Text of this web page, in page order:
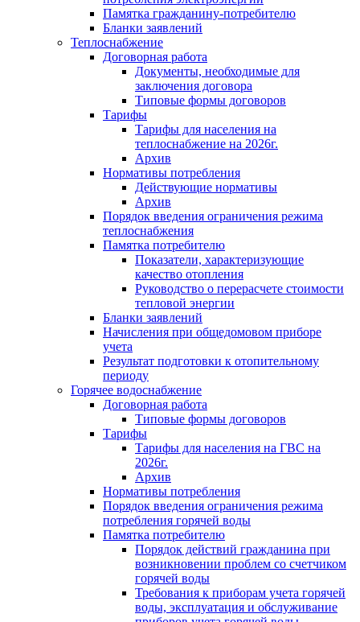
Памятка гражданину-потребителю
Бланки заявлений
Теплоснабжение
Договорная работа
Документы, необходимые для
заключения договора
Типовые формы договоров
Тарифы
Тарифы для населения на
теплоснабжение на 2026г.
Архив
Нормативы потребления
Действующие нормативы
Архив
Порядок введения ограничения режима
теплоснабжения
Памятка потребителю
Показатели, характеризующие
качество отопления
Руководство о перерасчете стоимости
тепловой энергии
Бланки заявлений
Начисления при общедомовом приборе
учета
Результат подготовки к отопительному
периоду
Горячее водоснабжение
Договорная работа
Типовые формы договоров
Тарифы
Тарифы для населения на ГВС на
2026г.
Архив
Нормативы потребления
Порядок введения ограничения режима
потребления горячей воды
Памятка потребителю
Порядок действий гражданина при
возникновении проблем со счетчиком
горячей воды
Требования к приборам учета горячей
воды, эксплуатация и обслуживание